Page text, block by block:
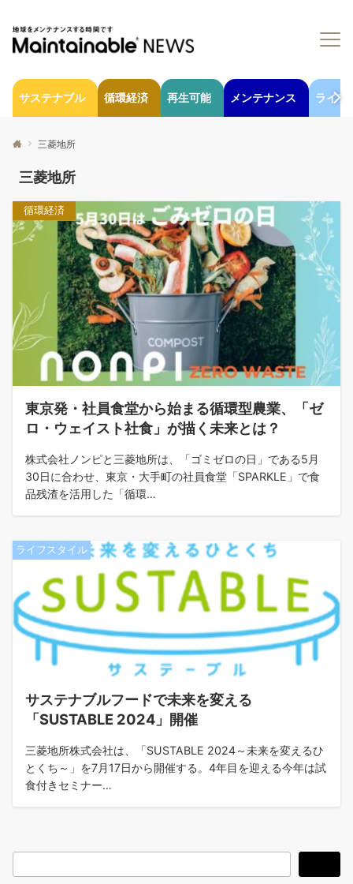
サステナブル 循環経済 再生可能 メンテナンス ライフ
三菱地所
三菱地所
循環経済
東京発・社員食堂から始まる循環型農業、「ゼ
ロ・ウェイスト社食」が描く未来とは？
株式会社ノンピと三菱地所は、「ゴミゼロの日」である5月
30日に合わせ、東京・大手町の社員食堂「SPARKLE」で食
品残渣を活用した「循環…
ライフスタイル
サステナブルフードで未来を変える
「SUSTABLE 2024」開催
三菱地所株式会社は、「SUSTABLE 2024～未来を変えるひ
とくち～」を7月17日から開催する。4年目を迎える今年は試
食付きセミナー…
索